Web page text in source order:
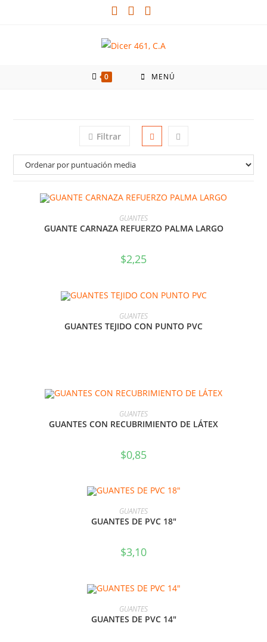
0 MENÚ
Filtrar
AÑADIR AL CARRITO
GUANTES
GUANTE CARNAZA REFUERZO PALMA LARGO
$2,25
LEER MÁS
GUANTES
GUANTES TEJIDO CON PUNTO PVC
AÑADIR AL CARRITO
GUANTES
GUANTES CON RECUBRIMIENTO DE LÁTEX
$0,85
AÑADIR AL CARRITO
GUANTES
GUANTES DE PVC 18″
$3,10
AÑADIR AL CARRITO
GUANTES
GUANTES DE PVC 14″